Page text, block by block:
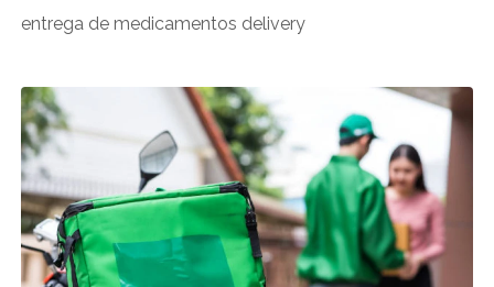
entrega de medicamentos delivery